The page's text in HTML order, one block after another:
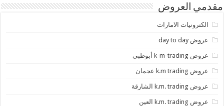
مقدمي العروض
الكترونيات الامارات
عروض day to day
عروض k-m-trading أبوظبي
عروض k.m trading عجمان
عروض k.m. trading الشارقة
عروض k.m. trading العين